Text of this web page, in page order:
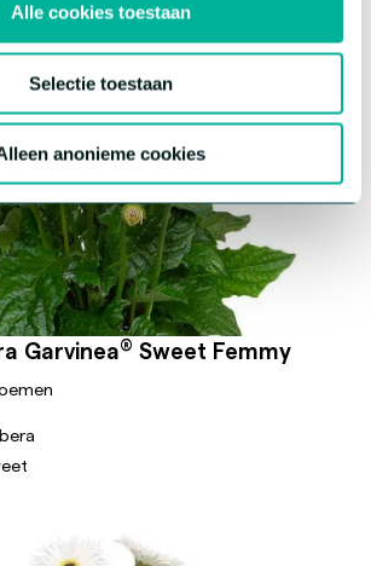
Alle cookies toestaan
Selectie toestaan
anonieme cookies
Garvinea® Sweet Femmy